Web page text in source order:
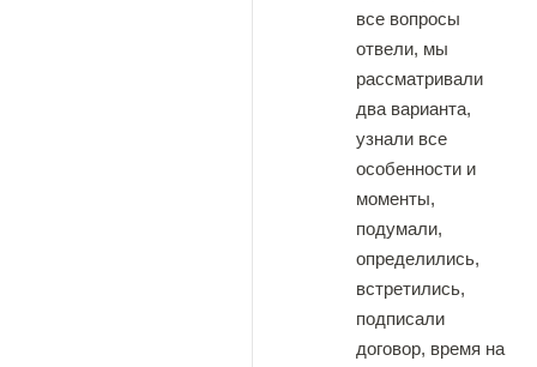
все вопросы
отвели, мы
рассматривали
два варианта,
узнали все
особенности и
моменты,
подумали,
определились,
встретились,
подписали
договор, время на